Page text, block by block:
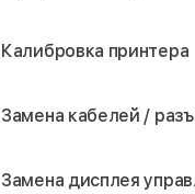
Калибровка принтера
Замена кабелей /
Замена дисплея